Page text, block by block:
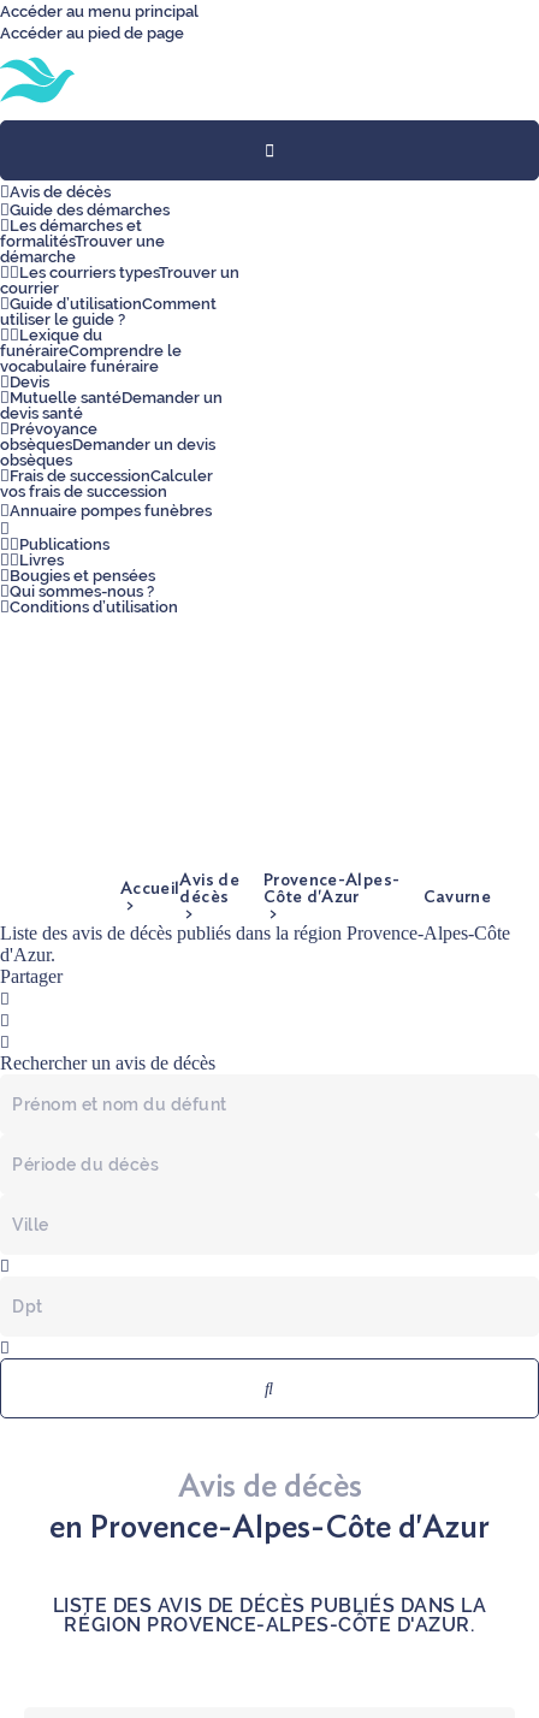
Accéder au menu principal
Accéder au pied de page
Toggle
navigation
Avis de décès
Guide des démarches
Les démarches et
formalitésTrouver une
démarche
Les courriers typesTrouver un
courrier
Guide d’utilisationComment
utiliser le guide ?
Lexique du
funéraireComprendre le
vocabulaire funéraire
Devis
Mutuelle santéDemander un
devis santé
Prévoyance
obsèquesDemander un devis
obsèques
Frais de successionCalculer
vos frais de succession
Annuaire pompes funèbres
Publications
Livres
Bougies et pensées
Qui sommes-nous ?
Conditions d’utilisation
AccueilAvis de
décès
Provence-Alpes-
Côte d'Azur
Cavurne
Liste des avis de décès publiés dans la région Provence-Alpes-Côte
d'Azur.
Partager
Facebook
Twitter
Mail
Rechercher un avis de décès
défunt
du
du
du
Avis de décès
en Provence-Alpes-Côte d'Azur
LISTE DES AVIS DE DÉCÈS PUBLIÉS DANS LA
RÉGION PROVENCE-ALPES-CÔTE D'AZUR.